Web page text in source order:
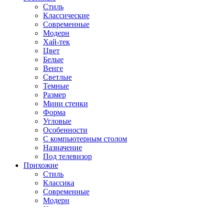
Стиль
Классические
Современные
Модерн
Хай-тек
Цвет
Белые
Венге
Светлые
Темные
Размер
Мини стенки
Форма
Угловые
Особенности
С компьютерным столом
Назначение
Под телевизор
Прихожие
Стиль
Классика
Современные
Модерн